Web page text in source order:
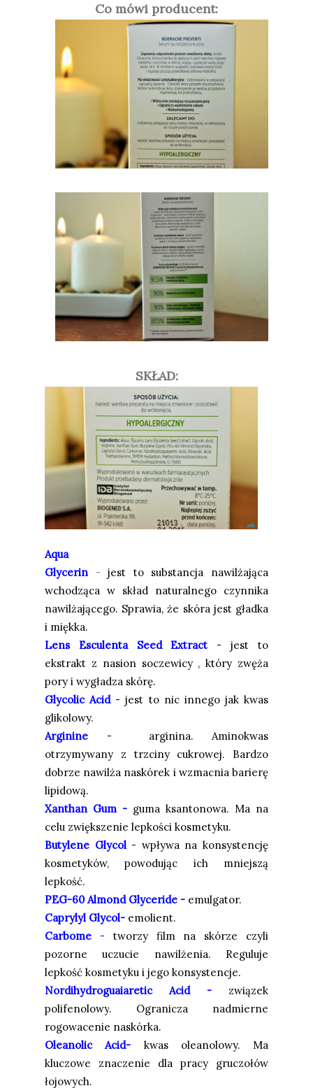
Co mówi producent:
SKŁAD:
Aqua
Glycerin -jest to substancja nawilżająca
wchodząca w skład naturalnego czynnika
nawilżającego. Sprawia, że skóra jest gładka
i miękka.
Lens Esculenta Seed Extract - jest to
ekstrakt z nasion soczewicy , który zwęża
pory i wygładza skórę.
Glycolic Acid- jest to nic innego jak kwas
glikolowy.
Arginine - arginina. Aminokwas
otrzymywany z trzciny cukrowej. Bardzo
dobrze nawilża naskórek i wzmacnia barierę
lipidową.
Xanthan Gum - guma ksantonowa. Ma na
celu zwiększenie lepkości kosmetyku.
Butylene Glycol - wpływa na konsystencję
kosmetyków, powodując ich mniejszą
lepkość.
PEG-60 Almond Glyceride - emulgator.
Caprylyl Glycol- emolient.
Carbome - tworzy film na skórze czyli
pozorne uczucie nawilżenia. Reguluje
lepkość kosmetyku i jego konsystencje.
Nordihydroguaiaretic Acid - związek
polifenolowy. Ogranicza nadmierne
rogowacenie naskórka.
Oleanolic Acid- kwas oleanolowy. Ma
kluczowe znaczenie dla pracy gruczołów
łojowych.